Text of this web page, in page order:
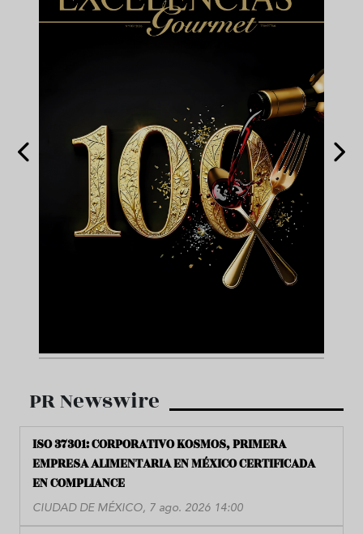
PR Newswire
ISO 37301: CORPORATIVO KOSMOS, PRIMERA
EMPRESA ALIMENTARIA EN MÉXICO CERTIFICADA
EN COMPLIANCE
CIUDAD DE MÉXICO, 7 ago. 2026 14:00